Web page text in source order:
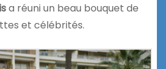
a réuni un beau bouquet de
et célébrités.